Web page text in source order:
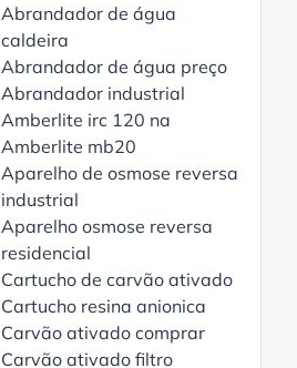
Abrandador de água
caldeira
Abrandador de água preço
Abrandador industrial
Amberlite irc 120 na
Amberlite mb20
Aparelho de osmose reversa
industrial
Aparelho osmose reversa
residencial
Cartucho de carvão ativado
Cartucho resina anionica
Carvão ativado comprar
Carvão ativado filtro